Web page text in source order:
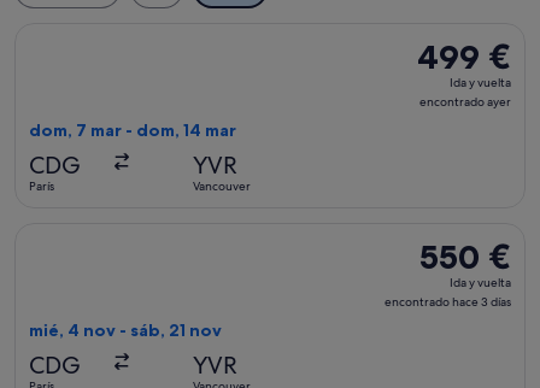
499 €
Ida
y
499 €
Ida y vuelta
encontrado ayer
dom, 7 mar - dom, 14 mar
CDG
París
YVR
Vancouver
550 €
Ida
y
550 €
Ida y vuelta
encontrado hace 3 días
mié, 4 nov - sáb, 21 nov
CDG YVR